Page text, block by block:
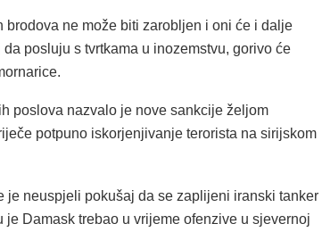
brodova ne može biti zarobljen i oni će i dalje
posluju s tvrtkama u inozemstvu, gorivo će
poslova nazvalo je nove sankcije željom
potpuno iskorjenjivanje terorista na sirijskom
je neuspjeli pokušaj da se zaplijeni iranski tanker
je Damask trebao u vrijeme ofenzive u sjevernoj